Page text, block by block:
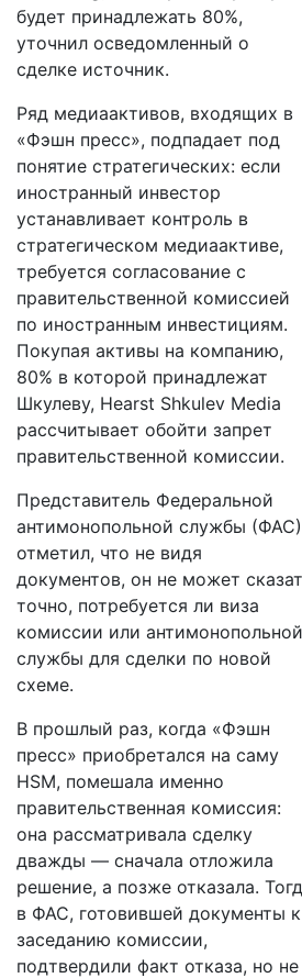
будет принадлежать 80%,
уточнил осведомленный о
сделке источник.
Ряд медиаактивов, входящих в
«Фэшн пресс», подпадает под
понятие стратегических: если
иностранный инвестор
устанавливает контроль в
стратегическом медиаактиве,
требуется согласование с
правительственной комиссией
по иностранным инвестициям.
Покупая активы на компанию,
80% в которой принадлежат
Шкулеву, Hearst Shkulev Media
рассчитывает обойти запрет
правительственной комиссии.
Представитель Федеральной
антимонопольной службы (ФАС)
отметил, что не видя
документов, он не может
точно, потребуется ли виза
комиссии или антимонопольной
службы для сделки по новой
схеме.
В прошлый раз, когда «Фэшн
пресс» приобретался на саму
HSM, помешала именно
правительственная комиссия:
она рассматривала сделку
дважды — сначала отложила
решение, а позже отказала.
в ФАС, готовившей документы к
заседанию комиссии,
подтвердили факт отказа, но не